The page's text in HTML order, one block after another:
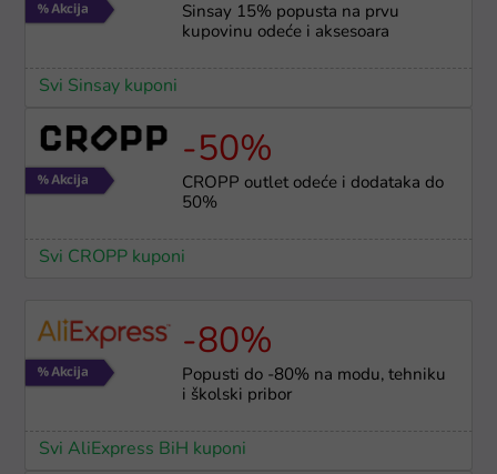
Sinsay 15% popusta na prvu
kupovinu odeće i aksesoara
Svi Sinsay kuponi
-50%
CROPP outlet odeće i dodataka do
50%
Svi CROPP kuponi
-80%
Popusti do -80% na modu, tehniku
i školski pribor
Svi AliExpress BiH kuponi